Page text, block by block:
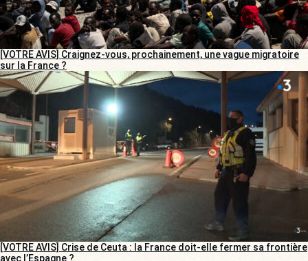
[VOTRE AVIS] Craignez-vous, prochainement, une vague migratoire
sur la France ?
[VOTRE AVIS] Crise de Ceuta : la France doit-elle fermer sa frontière
avec l’Espagne ?